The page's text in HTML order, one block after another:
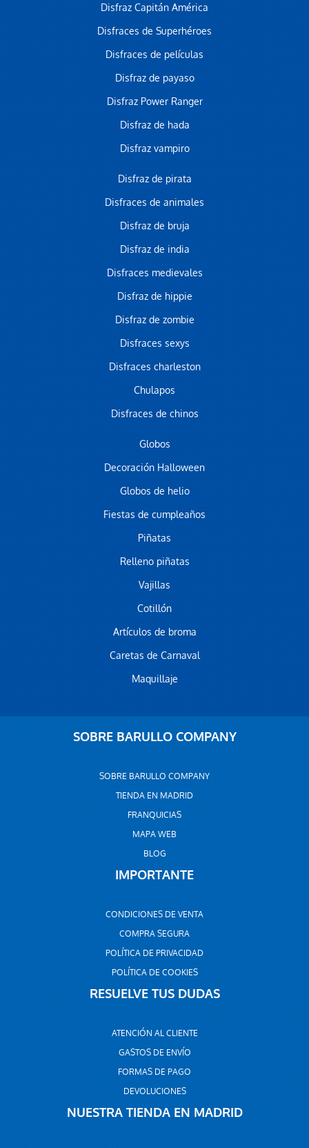
Disfraz Capitán América
Disfraces de Superhéroes
Disfraces de películas
Disfraz de payaso
Disfraz Power Ranger
Disfraz de hada
Disfraz vampiro
Disfraz de pirata
Disfraces de animales
Disfraz de bruja
Disfraz de india
Disfraces medievales
Disfraz de hippie
Disfraz de zombie
Disfraces sexys
Disfraces charleston
Chulapos
Disfraces de chinos
Globos
Decoración Halloween
Globos de helio
Fiestas de cumpleaños
Piñatas
Relleno piñatas
Vajillas
Cotillón
Artículos de broma
Caretas de Carnaval
Maquillaje
SOBRE BARULLO COMPANY
SOBRE BARULLO COMPANY
TIENDA EN MADRID
FRANQUICIAS
MAPA WEB
BLOG
IMPORTANTE
CONDICIONES DE VENTA
COMPRA SEGURA
POLÍTICA DE PRIVACIDAD
POLÍTICA DE COOKIES
RESUELVE TUS DUDAS
ATENCIÓN AL CLIENTE
GASTOS DE ENVÍO
FORMAS DE PAGO
DEVOLUCIONES
NUESTRA TIENDA EN MADRID